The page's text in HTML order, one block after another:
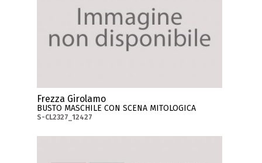
Frezza Girolamo
BUSTO MASCHILE CON SCENA MITOLOGICA
S-CL2327_12427